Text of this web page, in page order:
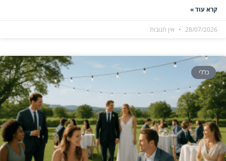
קרא עוד »
28/07/2026 אין תגובות
כללי